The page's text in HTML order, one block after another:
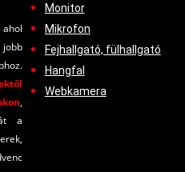
,
a
Monitor
Mikrofon
Fejhallgató, fülhallgató
Hangfal
Webkamera